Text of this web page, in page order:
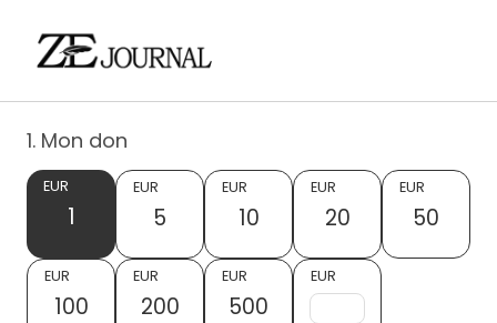
1. Mon don
EUR
1
EUR
5
EUR
10
EUR
20
EUR
50
EUR
100
EUR
200
EUR
500
EUR